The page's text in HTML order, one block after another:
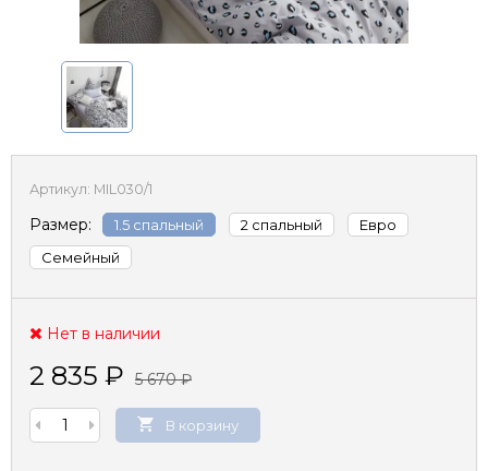
Артикул: MIL030/1
Размер: 1.5 спальный 2 спальный
Евро
Семейный
Нет в наличии
2 835 ₽ 5 670₽
В корзину